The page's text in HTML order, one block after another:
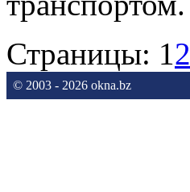
Страницы: 1 2
© 2003 - 2026 okna.bz